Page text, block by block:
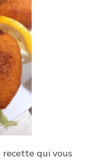
recette qui vous